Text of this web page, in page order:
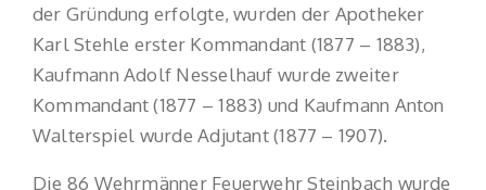
der Gründung erfolgte, wurden der Apotheker
Karl Stehle erster Kommandant (1877 – 1883),
Kaufmann Adolf Nesselhauf wurde zweiter
Kommandant (1877 – 1883) und Kaufmann Anton
Walterspiel wurde Adjutant (1877 – 1907).
Die 86 Wehrmänner Feuerwehr Steinbach wurde